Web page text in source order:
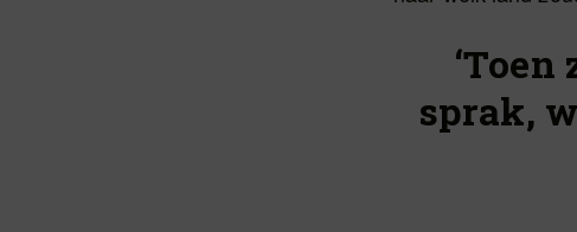
sprak,